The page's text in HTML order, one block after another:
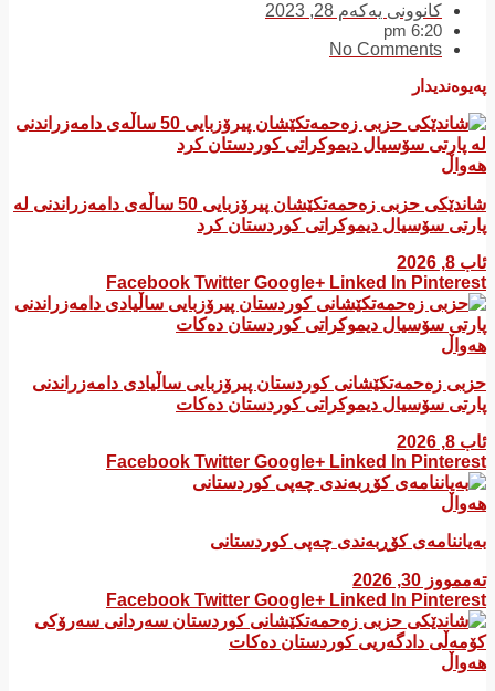
کانوونی یەکەم 28, 2023
6:20 pm
No Comments
پەیوەندیدار
هەواڵ
شاندێکی حزبی زەحمەتکێشان پیرۆزبایی 50 ساڵەی دامەزراندنی لە
پارتی سۆسیال دیموکراتی کوردستان کرد
ئاب 8, 2026
Facebook Twitter Google+ Linked In Pinterest
هەواڵ
​حزبی زەحمەتکێشانی کوردستان پیرۆزبایی ساڵیادی دامەزراندنی
پارتی سۆسیال دیموکراتی کوردستان دەکات
ئاب 8, 2026
Facebook Twitter Google+ Linked In Pinterest
هەواڵ
بەیاننامەی کۆڕبەندی چەپی کوردستانی
تەممووز 30, 2026
Facebook Twitter Google+ Linked In Pinterest
هەواڵ